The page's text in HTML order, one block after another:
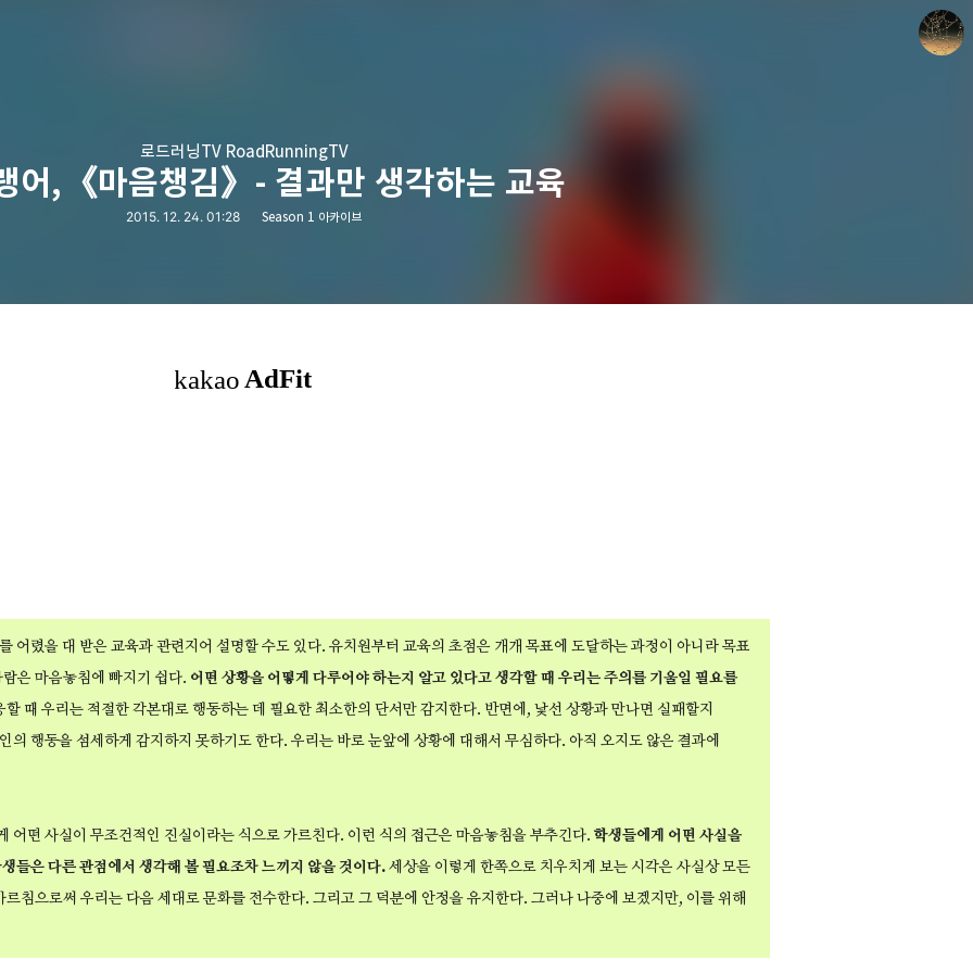
로드러닝TV RoadRunningTV
어,《마음챙김》- 결과만 생각하는 교육
2015. 12. 24. 01:28 Season 1 아카이브
어렸을 대 받은 교육과 관련지어 설명할 수도 있다. 유치원부터 교육의 초점은 개개 목표에 도달하는 과정이 아니라 목표
은 마음놓침에 빠지기 쉽다. 어떤 상황을 어떻게 다루어야 하는지 알고 있다고 생각할 때 우리는 주의를 기울일 필요를
때 우리는 적절한 각본대로 행동하는 데 필요한 최소한의 단서만 감지한다. 반면에, 낯선 상황과 만나면 실패할지
의 행동을 섬세하게 감지하지 못하기도 한다. 우리는 바로 눈앞에 상황에 대해서 무심하다. 아직 오지도 않은 결과에
어떤 사실이 무조건적인 진실이라는 식으로 가르친다. 이런 식의 접근은 마음놓침을 부추긴다. 학생들에게 어떤 사실을
들은 다른 관점에서 생각해 볼 필요조차 느끼지 않을 것이다.세상을 이렇게 한쪽으로 치우치게 보는 시각은 사실상 모든
침으로써 우리는 다음 세대로 문화를 전수한다. 그리고 그 덕분에 안정을 유지한다. 그러나 나중에 보겠지만, 이를 위해